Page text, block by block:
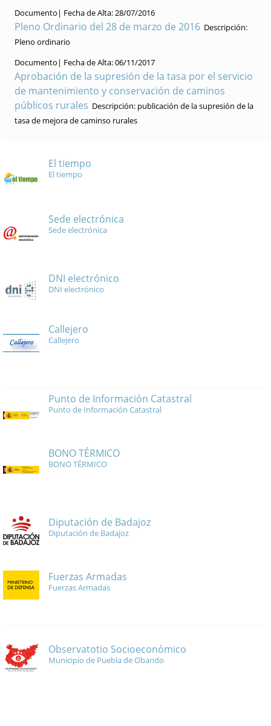
Documento| Fecha de Alta:28/07/2016
Pleno Ordinario del 28 de marzo de 2016 Descripción:
Pleno ordinario
Documento| Fecha de Alta:06/11/2017
Aprobación de la supresión de la tasa por el servicio
de mantenimiento y conservación de caminos
públicos rurales Descripción: publicación de la supresión de la
tasa de mejora de caminso rurales
El tiempo
El tiempo
Sede electrónica
Sede electrónica
DNI electrónico
DNI electrónico
Callejero
Callejero
Punto de Información Catastral
Punto de Información Catastral
BONO TÉRMICO
BONO TÉRMICO
Diputación de Badajoz
Diputación de Badajoz
Fuerzas Armadas
Fuerzas Armadas
Observatotio Socioeconómico
Municipio de Puebla de Obando